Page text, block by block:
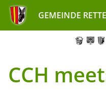
GEMEINDE
CCH